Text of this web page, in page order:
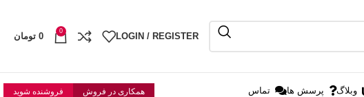
LOGIN / REGISTER
0
0 تومان
وبلاگ پرسش ها تماس همکاری در فروش فروشنده شوید